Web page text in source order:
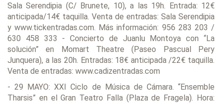
Sala Serendipia (C/ Brunete, 10), a las 19h. Entrada: 12€
anticipada/14€ taquilla. Venta de entradas: Sala Serendipia
y www.tickentradas.com. Más información: 956 283 203 /
630 458 333 - Concierto de Juanlu Montoya con “La
solución” en Momart Theatre (Paseo Pascual Pery
Junquera), a las 20h. Entradas: 18€ anticipada /22€ taquilla.
Venta de entradas: www.cadizentradas.com
- 29 MAYO: XXI Ciclo de Música de Cámara. “Ensemble
Tharsis” en el Gran Teatro Falla (Plaza de Fragela). Hora: